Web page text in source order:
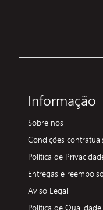
Informação
Sobre nos
Condições
Política de
Entregas e
Aviso Legal
Política de